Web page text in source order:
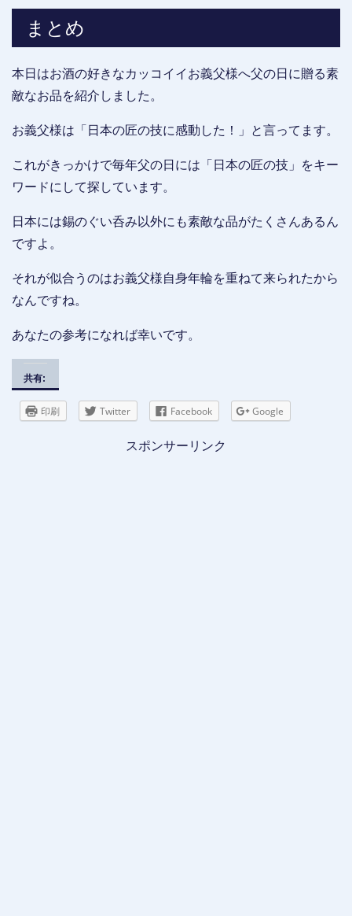
まとめ
本日はお酒の好きなカッコイイお義父様へ父の日に贈る素
敵なお品を紹介しました。
お義父様は「日本の匠の技に感動した！」と言ってます。
これがきっかけで毎年父の日には「日本の匠の技」をキー
ワードにして探しています。
日本には錫のぐい呑み以外にも素敵な品がたくさんあるん
ですよ。
それが似合うのはお義父様自身年輪を重ねて来られたから
なんですね。
あなたの参考になれば幸いです。
共有:
印刷 Twitter Facebook Google
スポンサーリンク